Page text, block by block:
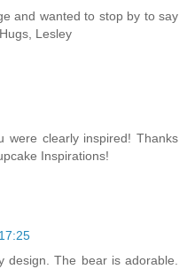
and wanted to stop by to say
Lesley
were clearly inspired! Thanks
Inspirations!
design. The bear is adorable.